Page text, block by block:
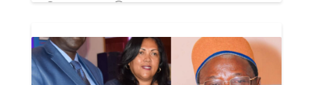
14/07/26 Par MenouActu 0